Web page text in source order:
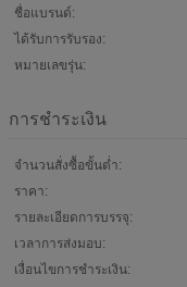
ชื่อแบรนด์:
ได้รับการรับรอง:
หมายเลขรุ่น:
การชำระเงิน
จำนวนสั่งซื้อขั้นต่ำ:
ราคา:
รายละเอียดการบรรจุ:
เวลาการส่งมอบ:
เงื่อนไขการชำระเงิน: